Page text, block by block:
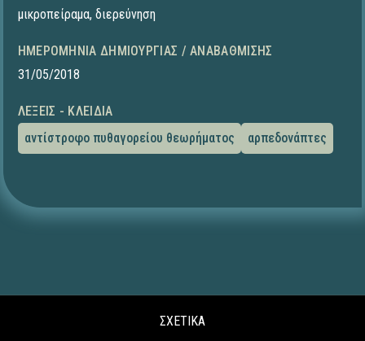
μικροπείραμα, διερεύνηση
ΗΜΕΡΟΜΗΝΊΑ ΔΗΜΙΟΥΡΓΊΑΣ / ΑΝΑΒΆΘΜΙΣΗΣ
31/05/2018
ΛΈΞΕΙΣ - ΚΛΕΙΔΙΆ
αντίστροφο πυθαγορείου θεωρήματος
αρπεδονάπτες
ΣΧΕΤΙΚΑ